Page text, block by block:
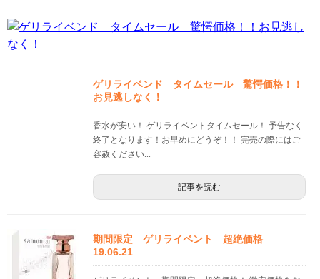
ゲリライベンド タイムセール 驚愕価格！！
お見逃しなく！
香水が安い！ ゲリライベントタイムセール！ 予告なく
終了となります！お早めにどうぞ！！ 完売の際にはご
容赦ください...
記事を読む
期間限定 ゲリライベント 超絶価格
19.06.21